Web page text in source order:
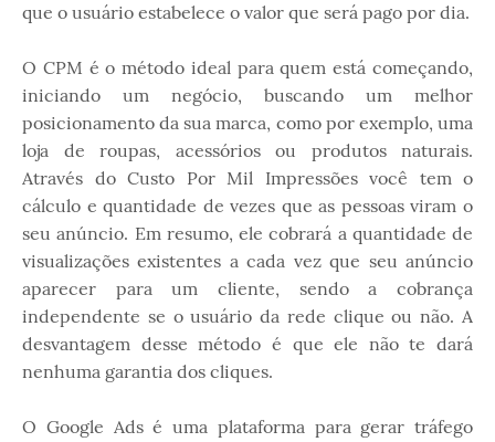
que o usuário estabelece o valor que será pago por dia.
O CPM é o método ideal para quem está começando,
iniciando um negócio, buscando um melhor
posicionamento da sua marca, como por exemplo, uma
loja de roupas, acessórios ou produtos naturais.
Através do Custo Por Mil Impressões você tem o
cálculo e quantidade de vezes que as pessoas viram o
seu anúncio. Em resumo, ele cobrará a quantidade de
visualizações existentes a cada vez que seu anúncio
aparecer para um cliente, sendo a cobrança
independente se o usuário da rede clique ou não. A
desvantagem desse método é que ele não te dará
nenhuma garantia dos cliques.
O Google Ads é uma plataforma para gerar tráfego